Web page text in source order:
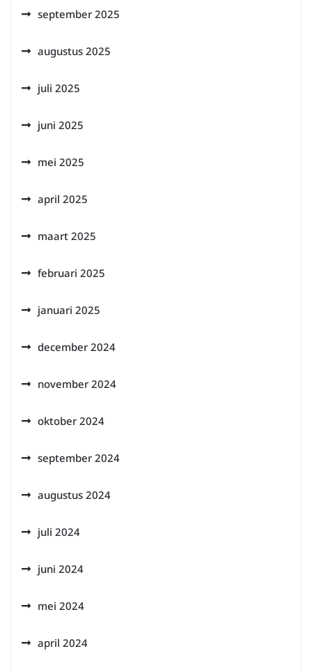
september 2025
augustus 2025
juli 2025
juni 2025
mei 2025
april 2025
maart 2025
februari 2025
januari 2025
december 2024
november 2024
oktober 2024
september 2024
augustus 2024
juli 2024
juni 2024
mei 2024
april 2024